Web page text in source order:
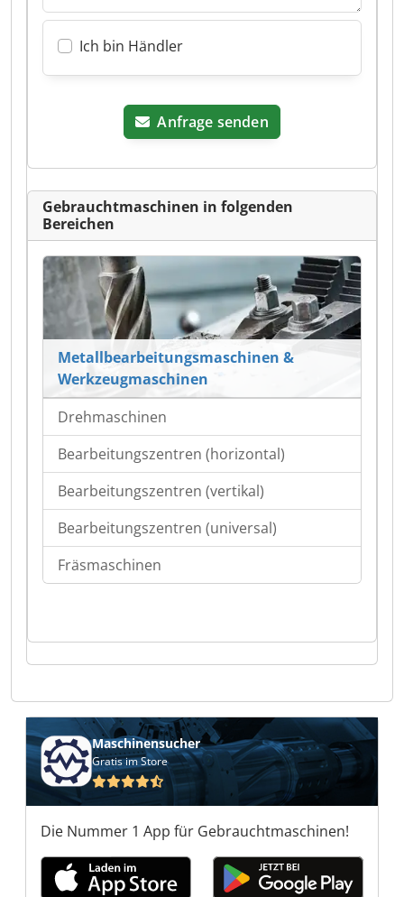
Ich bin Händler
Anfrage senden
Gebrauchtmaschinen in folgenden
Bereichen
Metallbearbeitungsmaschinen &
Werkzeugmaschinen
Drehmaschinen
Bearbeitungszentren (horizontal)
Bearbeitungszentren (vertikal)
Bearbeitungszentren (universal)
Fräsmaschinen
Maschinensucher
Gratis im Store
Die Nummer 1 App für Gebrauchtmaschinen!